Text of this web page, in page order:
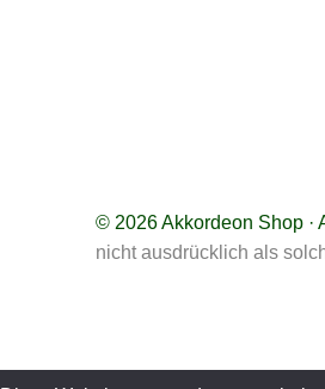
© 2026Akkordeon Shop ·
nicht ausdrücklich als